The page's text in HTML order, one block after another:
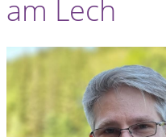
am Lech